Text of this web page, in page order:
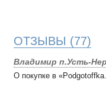
ОТЗЫВЫ (77)
Владимир п.Усть-
О покупке в